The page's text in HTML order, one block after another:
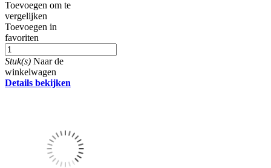
Toevoegen om te
vergelijken
Toevoegen in
favoriten
Stuk(s) Naar de
winkelwagen
Details bekijken